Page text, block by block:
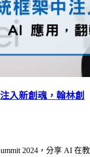
入新創魂，翰林創
2024，分享 AI 在教